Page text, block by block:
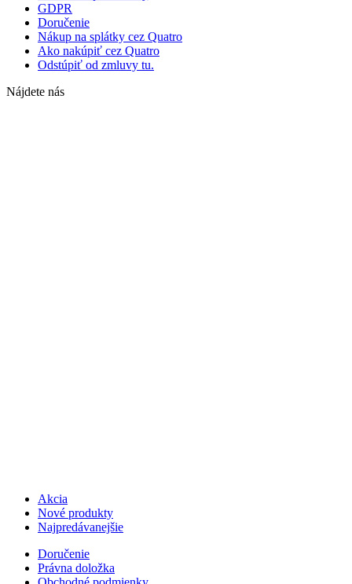
GDPR
Doručenie
Nákup na splátky cez Quatro
Ako nakúpiť cez Quatro
Odstúpiť od zmluvy tu.
Nájdete nás
Akcia
Nové produkty
Najpredávanejšie
Doručenie
Právna doložka